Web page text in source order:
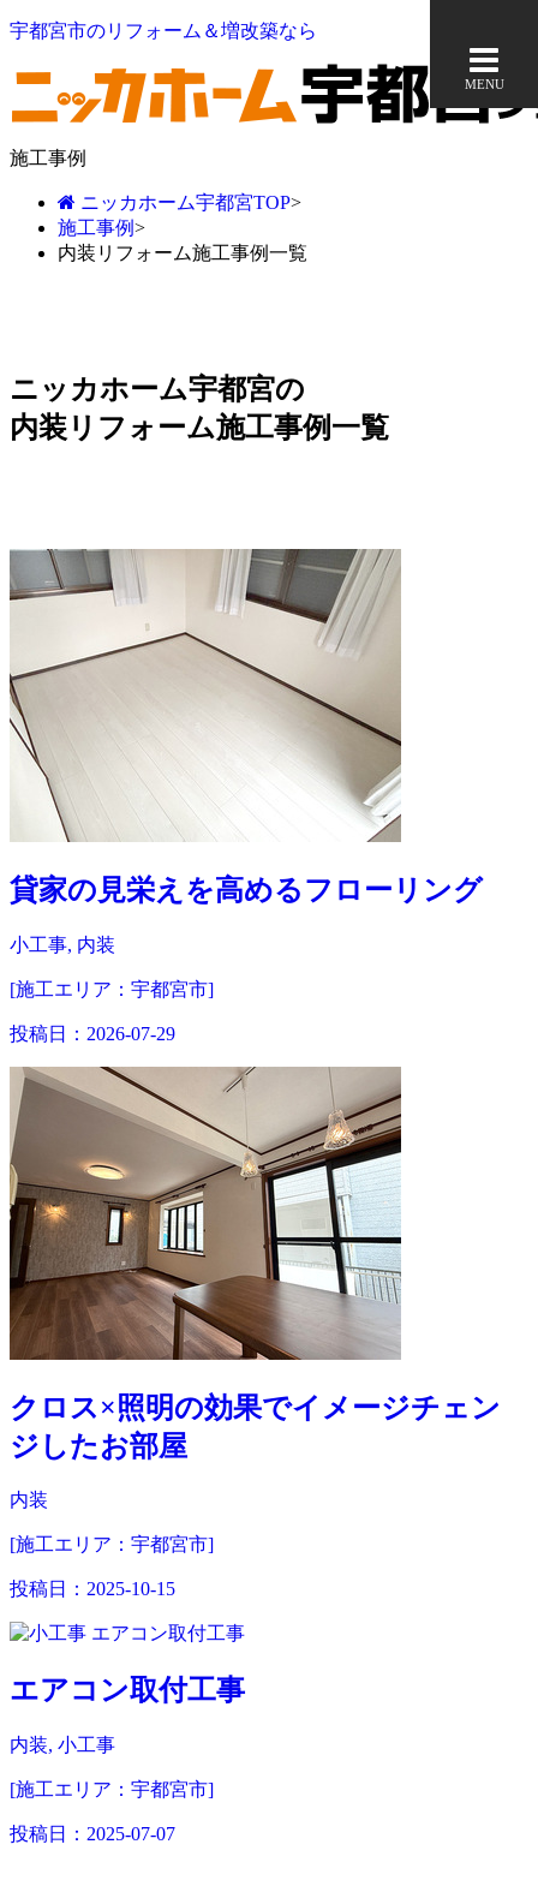
宇都宮市のリフォーム＆増改築なら
MENU
施工事例
ニッカホーム宇都宮TOP>
施工事例>
内装リフォーム施工事例一覧
ニッカホーム宇都宮の
内装リフォーム施工事例一覧
貸家の見栄えを高めるフローリング
小工事, 内装
[施工エリア：宇都宮市]
投稿日： 2026-07-29
クロス×照明の効果でイメージチェン
ジしたお部屋
内装
[施工エリア：宇都宮市]
投稿日： 2025-10-15
エアコン取付工事
内装, 小工事
[施工エリア：宇都宮市]
投稿日： 2025-07-07